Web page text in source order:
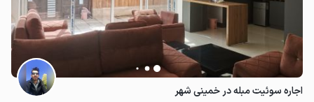
اجاره سوئیت مبله در خمینی شهر